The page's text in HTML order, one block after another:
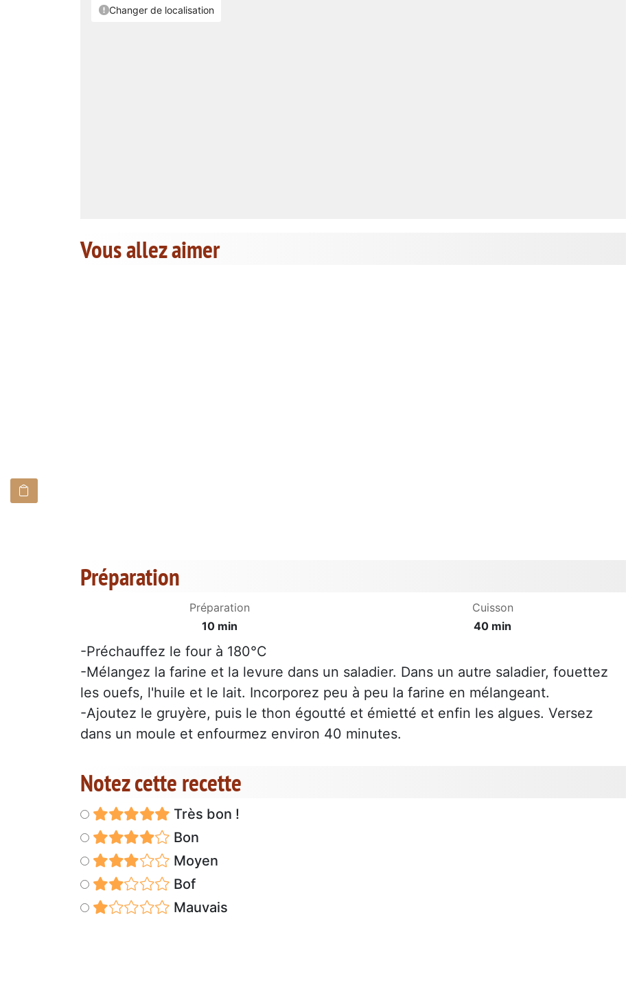
Vous allez aimer
Préparation
Préparation
10 min
Cuisson
40 min
-Préchauffez le four à 180°C
-Mélangez la farine et la levure dans un saladier. Dans un autre saladier, fouettez
les ouefs, l'huile et le lait. Incorporez peu à peu la farine en mélangeant.
-Ajoutez le gruyère, puis le thon égoutté et émietté et enfin les algues. Versez
dans un moule et enfourmez environ 40 minutes.
Notez cette recette
Très bon !
Bon
Moyen
Bof
Mauvais